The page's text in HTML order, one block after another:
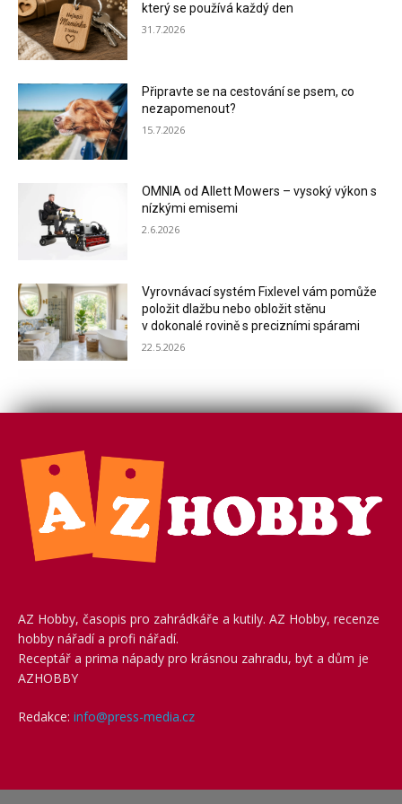
který se používá každý den
31.7.2026
Připravte se na cestování se psem, co
nezapomenout?
15.7.2026
OMNIA od Allett Mowers – vysoký výkon s
nízkými emisemi
2.6.2026
Vyrovnávací systém Fixlevel vám pomůže
položit dlažbu nebo obložit stěnu
v dokonalé rovině s precizními spárami
22.5.2026
AZ Hobby, časopis pro zahrádkáře a kutily. AZ Hobby, recenze
hobby nářadí a profi nářadí.
Receptář a prima nápady pro krásnou zahradu, byt a dům je
AZHOBBY
Redakce: info@press-media.cz